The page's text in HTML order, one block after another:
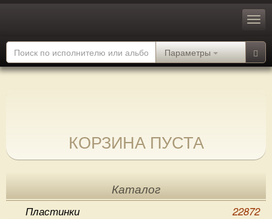
Параметры
КОРЗИНА ПУСТА
Каталог
Пластинки
22872